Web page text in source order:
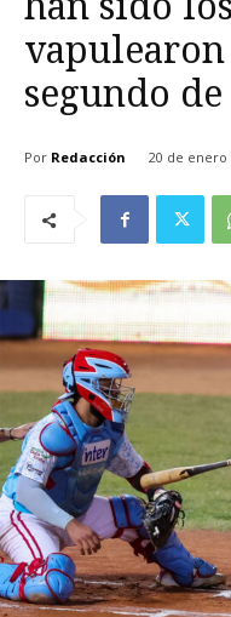
vapulearon
segundo
Por Redacción 20 de enero